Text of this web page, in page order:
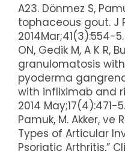
A23. Dönmez S,
tophaceous gout. J
2014Mar;41(3):554-
ON, Gedik M, A K R,
granulomatosis
pyoderma
with infliximab and
2014 May;17(4):471-
Pamuk, M. Akker, ve
Types of Articular
Psoriatic Arthritis,”